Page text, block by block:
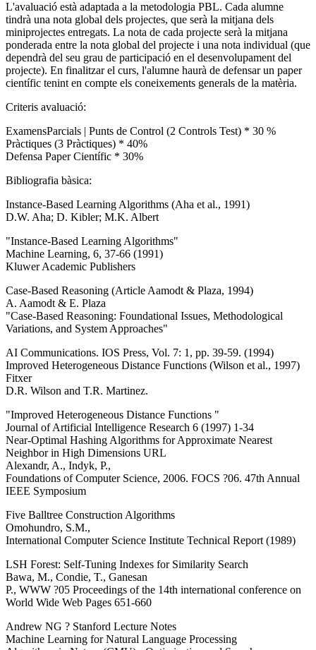
L'avaluació està adaptada a la metodologia PBL. Cada alumne
tindrà una nota global dels projectes, que serà la mitjana dels
miniprojectes entregats. La nota de cada projecte serà la mitjana
ponderada entre la nota global del projecte i una nota individual (que
dependrà del seu grau de participació en el desenvolupament del
projecte). En finalitzar el curs, l'alumne haurà de defensar un paper
científic tenint en compte els coneixements generals de la matèria.
Criteris avaluació:
ExamensParcials | Punts de Control (2 Controls Test) * 30 %
Pràctiques (3 Pràctiques) * 40%
Defensa Paper Científic * 30%
Bibliografia bàsica:
Instance-Based Learning Algorithms (Aha et al., 1991)
D.W. Aha; D. Kibler; M.K. Albert
"Instance-Based Learning Algorithms"
Machine Learning, 6, 37-66 (1991)
Kluwer Academic Publishers
Case-Based Reasoning (Article Aamodt & Plaza, 1994)
A. Aamodt & E. Plaza
"Case-Based Reasoning: Foundational Issues, Methodological
Variations, and System Approaches"
AI Communications. IOS Press, Vol. 7: 1, pp. 39-59. (1994)
Improved Heterogeneous Distance Functions (Wilson et al., 1997)
Fitxer
D.R. Wilson and T.R. Martinez.
"Improved Heterogeneous Distance Functions "
Journal of Artificial Intelligence Research 6 (1997) 1-34
Near-Optimal Hashing Algorithms for Approximate Nearest
Neighbor in High Dimensions URL
Alexandr, A., Indyk, P.,
Foundations of Computer Science, 2006. FOCS ?06. 47th Annual
IEEE Symposium
Five Balltree Construction Algorithms
Omohundro, S.M.,
International Computer Science Institute Technical Report (1989)
LSH Forest: Self-Tuning Indexes for Similarity Search
Bawa, M., Condie, T., Ganesan
P., WWW ?05 Proceedings of the 14th international conference on
World Wide Web Pages 651-660
Andrew NG ? Stanford Lecture Notes
Machine Learning for Natural Language Processing